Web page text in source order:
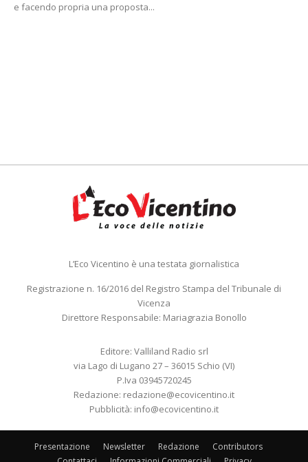
e facendo propria una proposta...
L’Eco Vicentino è una testata giornalistica
Registrazione n. 16/2016 del Registro Stampa del Tribunale di
Vicenza
Direttore Responsabile: Mariagrazia Bonollo
Editore: Valliland Radio srl
via Lago di Lugano 27 – 36015 Schio (VI)
P.Iva 03945720245
Redazione: redazione@ecovicentino.it
Pubblicità: info@ecovicentino.it
Presentazione Newsletter Redazione
Contributors